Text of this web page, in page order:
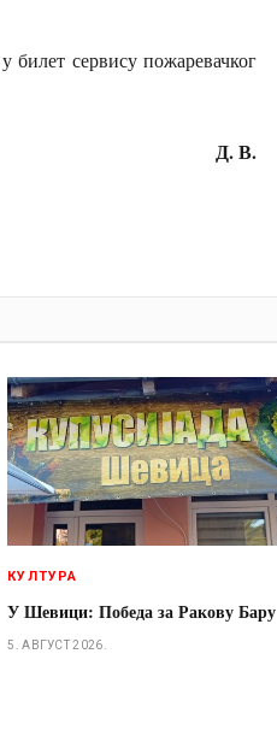
билет сервису пожаревачког
Д. В.
КУЛТУРА
У Шевици: Победа за Ракову Бару
5. АВГУСТ 2026.